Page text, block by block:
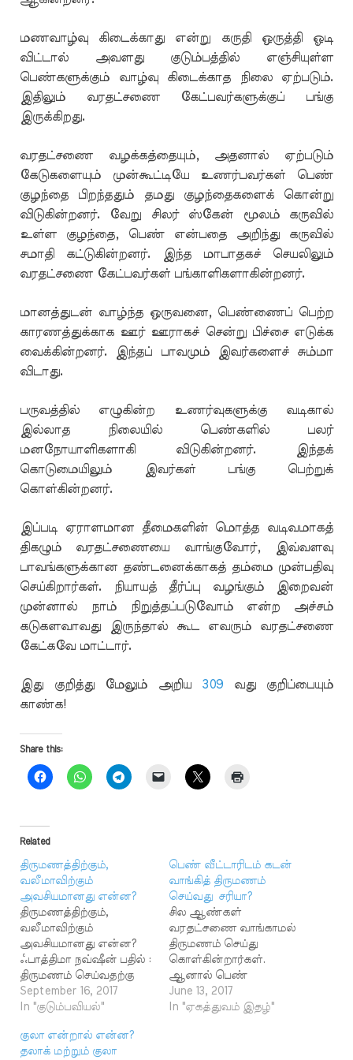
மணவாழ்வு கிடைக்காது என்று கருதி ஒருத்தி ஓடி
விட்டால் அவளது குடும்பத்தில் எஞ்சியுள்ள
பெண்களுக்கும் வாழ்வு கிடைக்காத நிலை ஏற்படும்.
இதிலும் வரதட்சணை கேட்பவர்களுக்குப் பங்கு
இருக்கிறது.
வரதட்சணை வழக்கத்தையும், அதனால் ஏற்படும்
கேடுகளையும் முன்கூட்டியே உணர்பவர்கள் பெண்
குழந்தை பிறந்ததும் தமது குழந்தைகளைக் கொன்று
விடுகின்றனர். வேறு சிலர் ஸ்கேன் மூலம் கருவில்
உள்ள குழந்தை, பெண் என்பதை அறிந்து கருவில்
சமாதி கட்டுகின்றனர். இந்த மாபாதகச் செயலிலும்
வரதட்சணை கேட்பவர்கள் பங்காளிகளாகின்றனர்.
மானத்துடன் வாழ்ந்த ஒருவனை, பெண்ணைப் பெற்ற
காரணத்துக்காக ஊர் ஊராகச் சென்று பிச்சை எடுக்க
வைக்கின்றனர். இந்தப் பாவமும் இவர்களைச் சும்மா
விடாது.
பருவத்தில் எழுகின்ற உணர்வுகளுக்கு வடிகால்
இல்லாத நிலையில் பெண்களில் பலர்
மனநோயாளிகளாகி விடுகின்றனர். இந்தக்
கொடுமையிலும் இவர்கள் பங்கு பெற்றுக்
கொள்கின்றனர்.
இப்படி ஏராளமான தீமைகளின் மொத்த வடிவமாகத்
திகழும் வரதட்சணையை வாங்குவோர், இவ்வளவு
பாவங்களுக்கான தண்டனைக்காகத் தம்மை முன்பதிவு
செய்கிறார்கள். நியாயத் தீர்ப்பு வழங்கும் இறைவன்
முன்னால் நாம் நிறுத்தப்படுவோம் என்ற அச்சம்
கடுகளவாவது இருந்தால் கூட எவரும் வரதட்சணை
கேட்கவே மாட்டார்.
இது குறித்து மேலும் அறிய 309 வது குறிப்பையும்
காண்க!
Share this:
Related
திருமணத்திற்கும்,
வலீமாவிற்கும்
அவசியமானது என்ன?
திருமணத்திற்கும்,
வலீமாவிற்கும்
அவசியமானது என்ன?
ஃபாத்திமா நவ்ஷீன் பதில் :
திருமணம் செய்வதற்கு
பெண்ணின் மீது எந்த
பொருளாதாரச்
சுமத்தவில்லை.
பெண்ணுக்கு மஹர்
September 16, 2017
In "குடும்பவியல்"
பெண் வீட்டாரிடம் கடன்
வாங்கித் திருமணம்
செய்வது சரியா?
சில ஆண்கள்
வரதட்சணை வாங்காமல்
திருமணம் செய்து
கொள்கின்றார்கள்.
ஆனால் பெண்
வீட்டாரிடம் வரதட்சணை
என்று கேட்டு வாங்காமல்
June 13, 2017
In "ஏகத்துவம் இதழ்"
குலா என்றால் என்ன?
தலாக் மற்றும் குலா